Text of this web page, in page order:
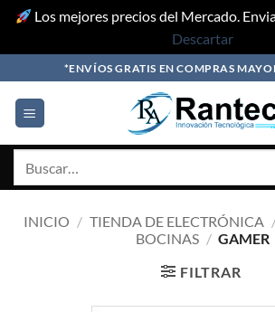
Los mejores precios del Mercado.
Descartar
to
content
*ENVÍOS GRATIS EN COMPRAS
INICIO / TIENDA DE ELECTRÓNICA
BOCINAS / GAMER
FILTRAR